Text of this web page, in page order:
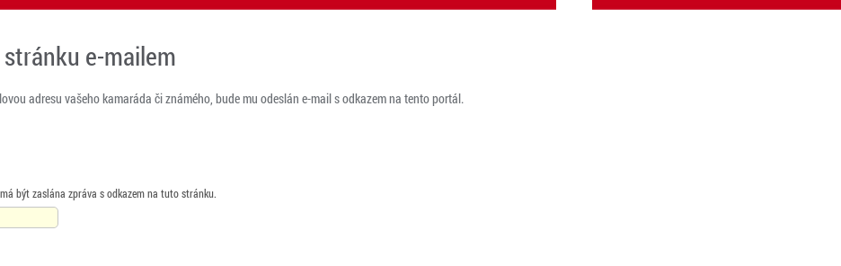
e-mailem
adresu vašeho kamaráda či známého, bude mu odeslán e-mail s odkazem na tento portál.
být zaslána zpráva s odkazem na tuto stránku.